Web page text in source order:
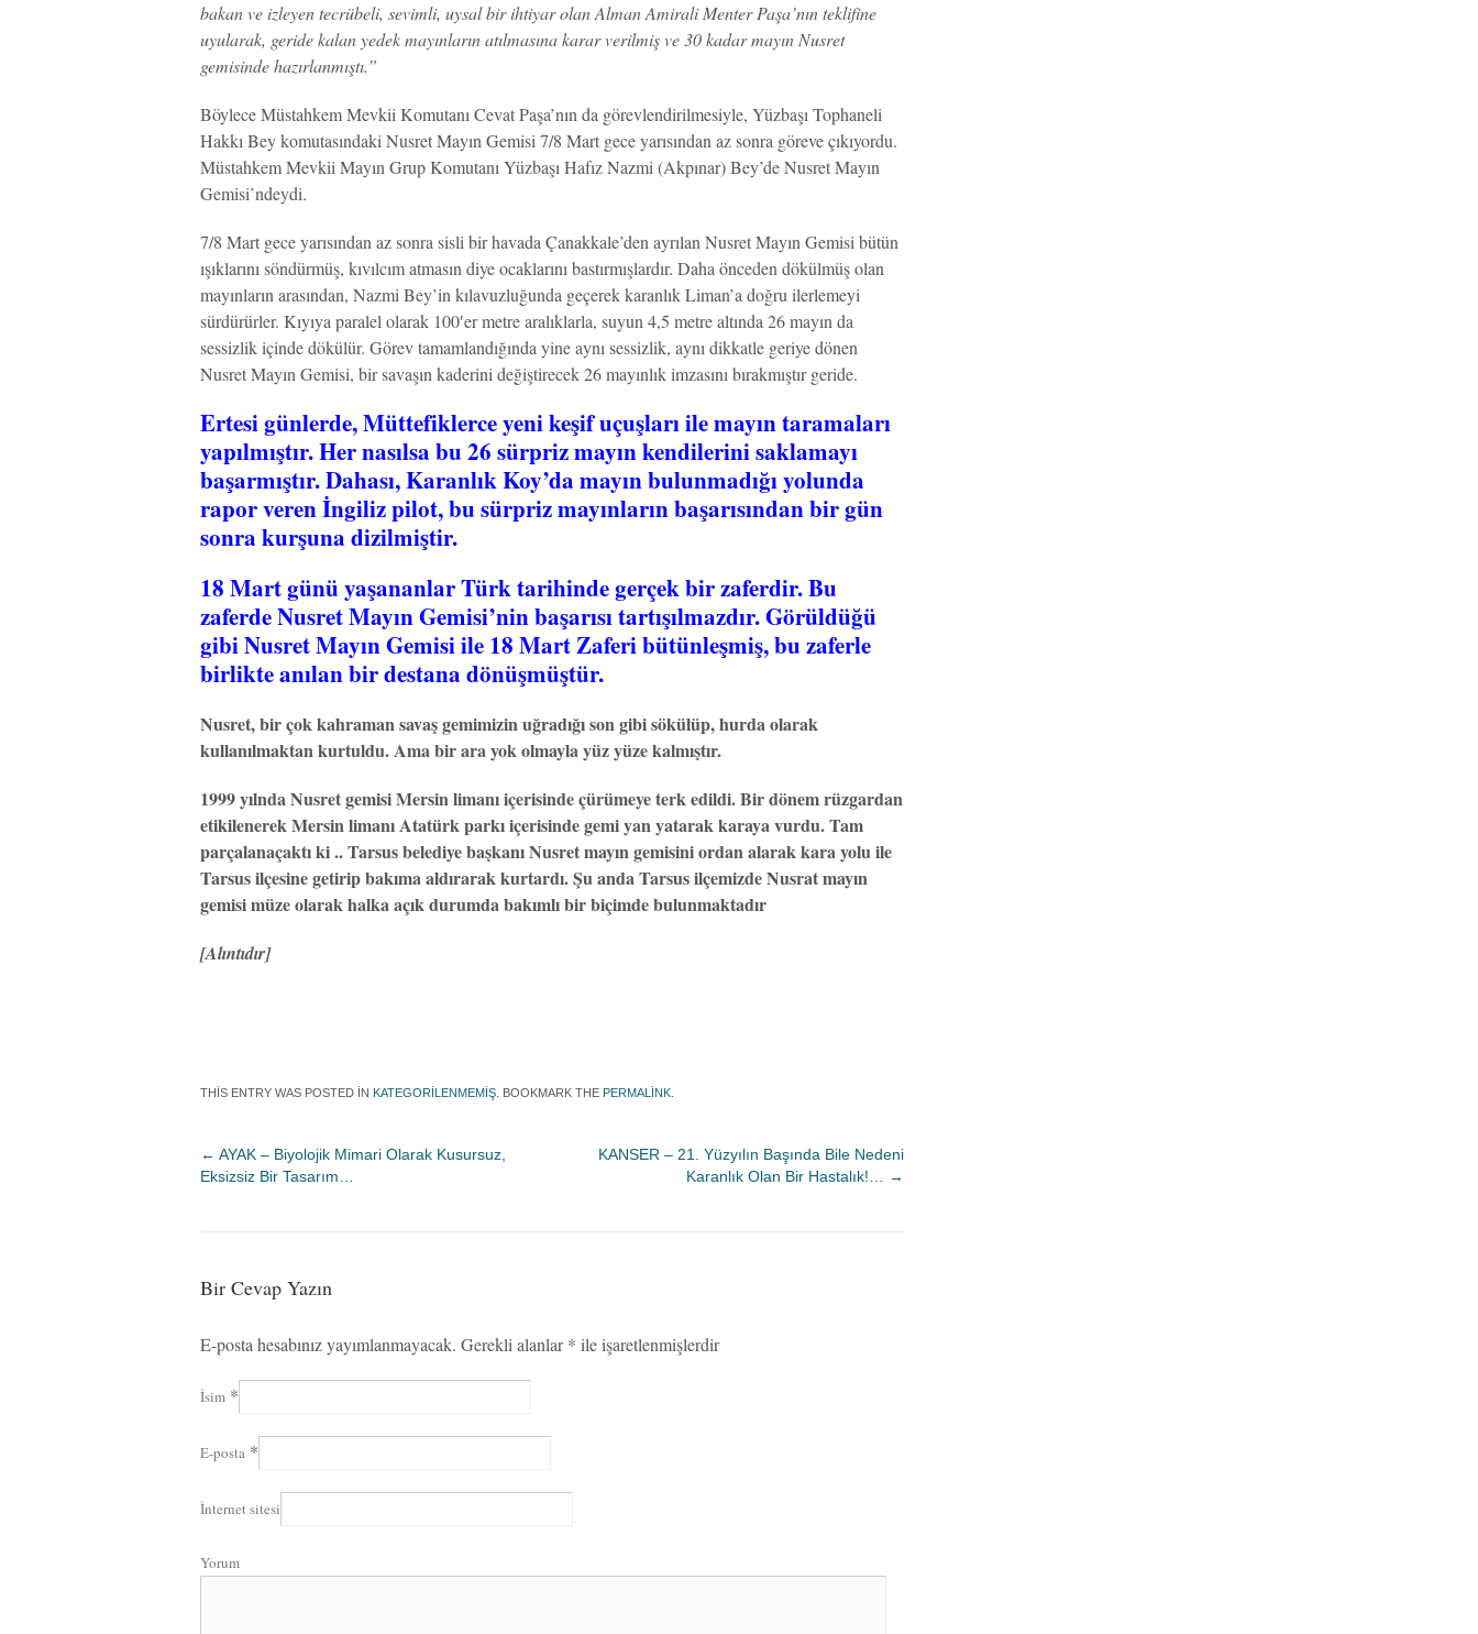
bakan ve izleyen tecrübeli, sevimli, uysal bir ihtiyar olan Alman Amirali Menter Paşa’nın teklifine
uyularak, geride kalan yedek mayınların atılmasına karar verilmiş ve 30 kadar mayın Nusret
gemisinde hazırlanmıştı.”
Böylece Müstahkem Mevkii Komutanı Cevat Paşa’nın da görevlendirilmesiyle, Yüzbaşı Tophaneli
Hakkı Bey komutasındaki Nusret Mayın Gemisi 7/8 Mart gece yarısından az sonra göreve çıkıyordu.
Müstahkem Mevkii Mayın Grup Komutanı Yüzbaşı Hafız Nazmi (Akpınar) Bey’de Nusret Mayın
Gemisi’ndeydi.
7/8 Mart gece yarısından az sonra sisli bir havada Çanakkale’den ayrılan Nusret Mayın Gemisi bütün
ışıklarını söndürmüş, kıvılcım atmasın diye ocaklarını bastırmışlardır. Daha önceden dökülmüş olan
mayınların arasından, Nazmi Bey’in kılavuzluğunda geçerek karanlık Liman’a doğru ilerlemeyi
sürdürürler. Kıyıya paralel olarak 100′er metre aralıklarla, suyun 4,5 metre altında 26 mayın da
sessizlik içinde dökülür. Görev tamamlandığında yine aynı sessizlik, aynı dikkatle geriye dönen
Nusret Mayın Gemisi, bir savaşın kaderini değiştirecek 26 mayınlık imzasını bırakmıştır geride.
Ertesi günlerde, Müttefiklerce yeni keşif uçuşları ile mayın taramaları
yapılmıştır. Her nasılsa bu 26 sürpriz mayın kendilerini saklamayı
başarmıştır. Dahası, Karanlık Koy’da mayın bulunmadığı yolunda
rapor veren İngiliz pilot, bu sürpriz mayınların başarısından bir gün
sonra kurşuna dizilmiştir.
18 Mart günü yaşananlar Türk tarihinde gerçek bir zaferdir. Bu
zaferde Nusret Mayın Gemisi’nin başarısı tartışılmazdır. Görüldüğü
gibi Nusret Mayın Gemisi ile 18 Mart Zaferi bütünleşmiş, bu zaferle
birlikte anılan bir destana dönüşmüştür.
Nusret, bir çok kahraman savaş gemimizin uğradığı son gibi sökülüp, hurda olarak
kullanılmaktan kurtuldu. Ama bir ara yok olmayla yüz yüze kalmıştır.
1999 yılnda Nusret gemisi Mersin limanı içerisinde çürümeye terk edildi. Bir dönem rüzgardan
etikilenerek Mersin limanı Atatürk parkı içerisinde gemi yan yatarak karaya vurdu. Tam
parçalanaçaktı ki .. Tarsus belediye başkanı Nusret mayın gemisini ordan alarak kara yolu ile
Tarsus ilçesine getirip bakıma aldırarak kurtardı. Şu anda Tarsus ilçemizde Nusrat mayın
gemisi müze olarak halka açık durumda bakımlı bir biçimde bulunmaktadır
[Alıntıdır]
THIS ENTRY WAS POSTED IN KATEGORILENMEMIŞ . BOOKMARK THE PERMALINK
← AYAK – Biyolojik Mimari Olarak Kusursuz,
Eksizsiz Bir Tasarım…
KANSER – 21. Yüzyılın Başında Bile Nedeni
Karanlık Olan Bir Hastalık!…
→
Bir Cevap Yazın
E-posta hesabınız yayımlanmayacak. Gerekli alanlar* ile işaretlenmişlerdir
İsim *
E-posta *
İnternet sitesi
Yorum